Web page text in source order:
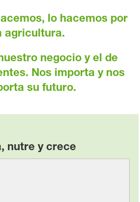
lo hacemos por
agricultura.
negocio y el de
Nos importa y nos
su futuro.
nutre y crece